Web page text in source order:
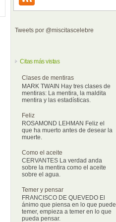
Tweets por @miscitascelebre
Citas más vistas
Clases de mentiras
MARK TWAIN Hay tres clases de
mentiras: La mentira, la maldita
mentira y las estadísticas.
Feliz
ROSAMOND LEHMAN Feliz el
que ha muerto antes de desear la
muerte.
Como el aceite
CERVANTES La verdad anda
sobre la mentira como el aceite
sobre el agua.
Temer y pensar
FRANCISCO DE QUEVEDO El
ánimo que piensa en lo que puede
temer, empieza a temer en lo que
pueda pensar.